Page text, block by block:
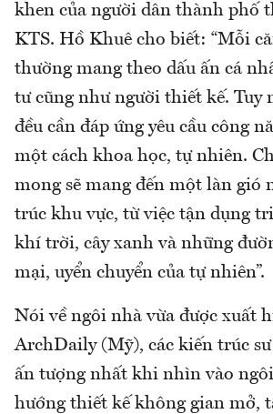
khen của người dân thành phố
KTS. Hồ Khuê cho biết: “Mỗi
thường mang theo dấu ấn cá
tư cũng như người thiết kế. Tuy
đều cần đáp ứng yêu cầu công
một cách khoa học, tự nhiên.
mong sẽ mang đến một làn gió
trúc khu vực, từ việc tận dụng
khí trời, cây xanh và những
mại, uyển chuyển của tự nhiên”.
Nói về ngôi nhà vừa được xuất
ArchDaily (Mỹ), các kiến trúc
ấn tượng nhất khi nhìn vào
hướng thiết kế không gian mở,